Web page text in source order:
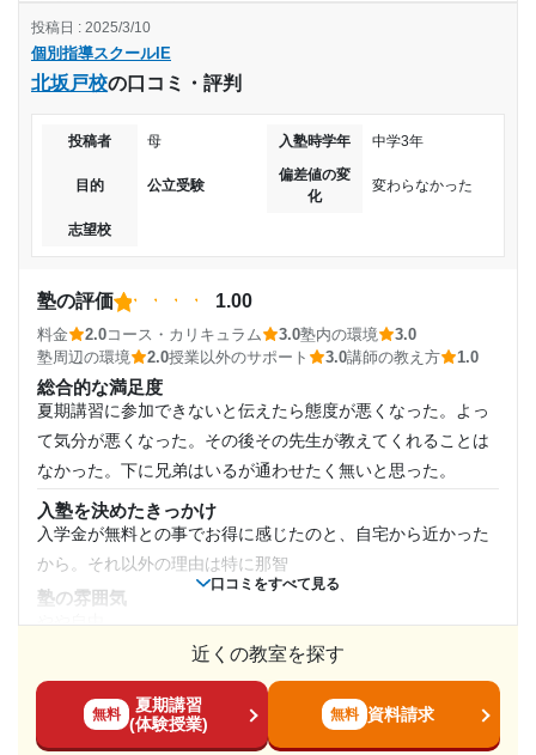
料金
正直、高いと思う。毎月の授業料+半期ごとに設備管理費を取
られるので相当な高額な料金を支払うので大変。
学校の授業にそって教えてくれている。時には本にがわから
ない所やイレギュラーの事もしてくれる。
子供の学力に沿って教えてくれる。柔軟な対応をしてくれて
塾内の環境
よいとは思うが、親はなかまで入った事がないので、そのへ
んに関しては保護者はわからない。
塾周辺の環境
駅から近く、まわりの環境も良くて閑静な住宅街の一角にあ
るので安心して通わせる事が出来る
授業以外のサポート
(相談・面談、家庭学習のサポート、授業以外のコミュニケーション等)
担当の先生がとてもいい方で、いろいろと気にかけてくれる
ので本人も信頼してついて行ってる。
利用詳細
通塾期間
2022年9月〜通塾中 (投稿日時点)
入塾時の学年
口コミをすべて見る
個別指導スクールIE
北坂戸校の口コミ・評判
投稿日 : 2025/3/10
投稿者 母 入塾時学年 中学3年
目的 公立受験
偏差値の変
化
変わらなかった
志望校
塾の評価 1.00
料金 2.0コース・カリキュラム 3.0塾内の環境
3.0
塾周辺の環境
2.0授業以外のサポート 3.0講師の教え方 1.0
総合的な満足度
夏期講習に参加できないと伝えたら態度が悪くなった。よっ
て気分が悪くなった。その後その先生が教えてくれることは
なかった。下に兄弟はいるが通わせたく無いと思った。
入塾を決めたきっかけ
入学金が無料との事でお得に感じたのと、自宅から近かった
から。それ以外の理由は特に那智
塾の雰囲気
他の塾もよく比較検討すればよかったです。高いのか安いの
かよくわからないままでした。
コース・カリキュラム
近くの教室を探す
無料
夏期講習
(体験授業)
無料 資料請求